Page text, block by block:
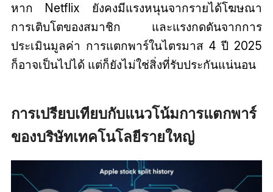
หาก Netflix ยังคงมีแรงหนุนจากรายได้โฆษณา
การเติบโตของสมาชิก และแรงกดดันจากการ
ประเมินมูลค่า การแตกพาร์ในไตรมาส 4 ปี 2025
ก็อาจเป็นไปได้ แต่ก็ยังไม่ใช่สิ่งที่รับประกันแน่นอน
การเปรียบเทียบกับแนวโน้มการแตกพาร์
ของบริษัทเทคโนโลยีรายใหญ่